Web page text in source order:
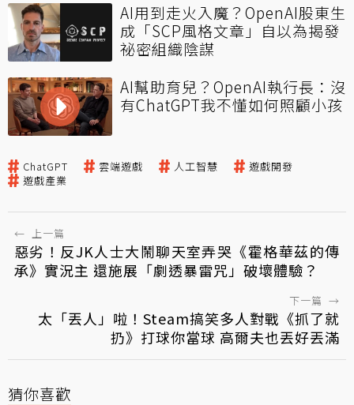
AI用到走火入魔？OpenAI股東生
成「SCP風格文章」自以為揭發
祕密組織陰謀
AI幫助育兒？OpenAI執行長：沒
有ChatGPT我不懂如何照顧小孩
ChatGPT 雲端遊戲 人工智慧
遊戲開發
遊戲產業
← 上一篇
惡劣！反JK人士大鬧聊天室弄哭《霍格華茲的傳
承》實況主 還施展「劇透暴雷咒」破壞體驗？
下一篇 →
太「丟人」啦！Steam搞笑多人對戰《抓了就
扔》打球你當球 高爾夫也丟好丟滿
猜你喜歡